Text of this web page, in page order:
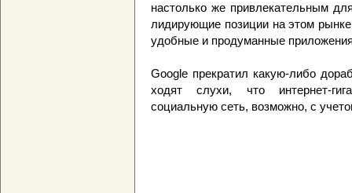
настолько же привлекательным
лидирующие позиции на этом
удобные и продуманные
Google прекратил какую-либо
ходят слухи, что интернет-
социальную сеть, возможно, с